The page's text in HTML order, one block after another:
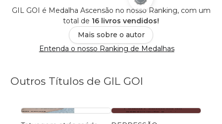
GIL GOI é Medalha Ascensão no nosso Ranking, com um
total de 16 livros vendidos!
Mais sobre o autor
Entenda o nosso Ranking de Medalhas
Outros Títulos de GIL GOI